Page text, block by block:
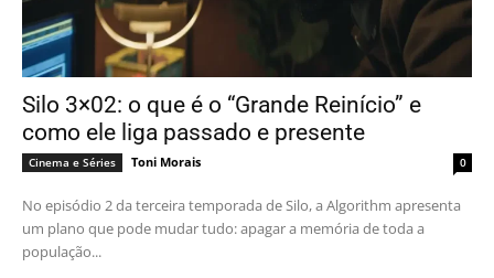
Silo 3×02: o que é o “Grande Reinício” e
como ele liga passado e presente
Cinema e Séries Toni Morais 0
No episódio 2 da terceira temporada de Silo, a Algorithm apresenta
um plano que pode mudar tudo: apagar a memória de toda a
população...